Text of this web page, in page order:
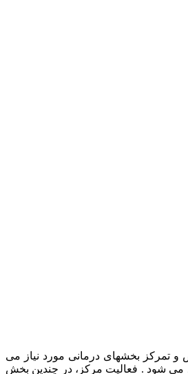
متخصص و تمرکز بخشهای درمانی مورد نیاز می
می شود . فعالیت مرکز، در چندین بخش